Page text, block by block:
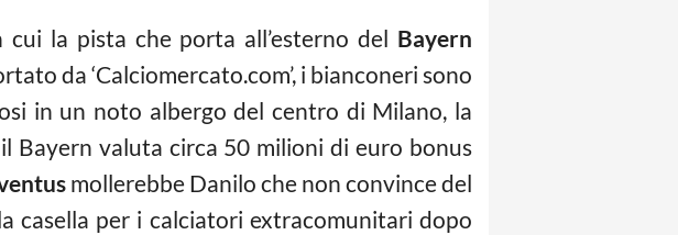
la pista che porta all’esterno del Bayern
da ‘Calciomercato.com’, i bianconeri sono
in un noto albergo del centro di Milano, la
Bayern valuta circa 50 milioni di euro bonus
mollerebbe Danilo che non convince del
casella per i calciatori extracomunitari dopo